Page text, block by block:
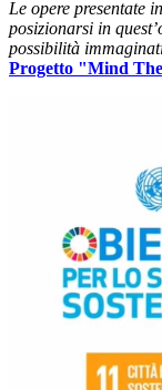
Le opere presentate
posizionarsi in
possibilità
Progetto "Mind